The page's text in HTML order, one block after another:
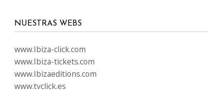
NUESTRAS WEBS
www.Ibiza-click.com
www.Ibiza-tickets.com
www.Ibizaeditions.com
www.tvclick.es